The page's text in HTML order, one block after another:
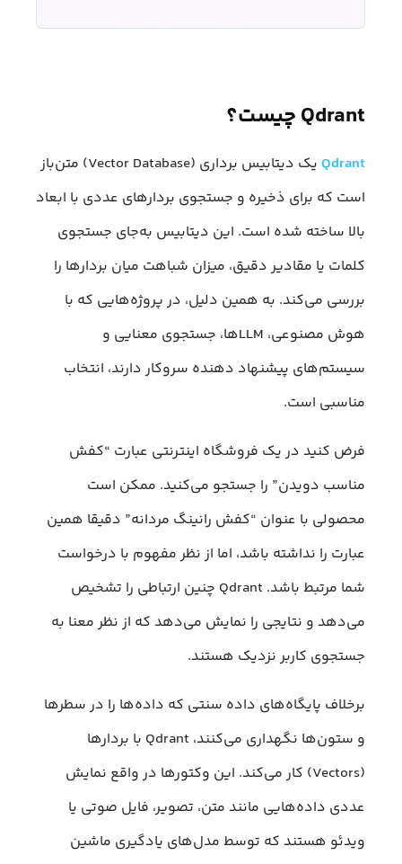
Qdrant چیست؟
Qdrant
یک دیتابیس برداری (Vector Database) متن‌باز
است که برای ذخیره و جستجوی بردارهای عددی با ابعاد
بالا ساخته شده است. این دیتابیس به‌جای جستجوی
کلمات یا مقادیر دقیق، میزان شباهت میان بردارها را
بررسی می‌کند. به همین دلیل، در پروژه‌هایی که با
هوش مصنوعی، LLMها، جستجوی معنایی و
سیستم‌های پیشنهاد دهنده سروکار دارند، انتخاب
مناسبی است.
فرض کنید در یک فروشگاه اینترنتی عبارت “کفش
مناسب دویدن” را جستجو می‌کنید. ممکن است
محصولی با عنوان “کفش رانینگ مردانه” دقیقا همین
عبارت را نداشته باشد، اما از نظر مفهوم با درخواست
شما مرتبط باشد. Qdrant چنین ارتباطی را تشخیص
می‌دهد و نتایجی را نمایش می‌دهد که از نظر معنا به
جستجوی کاربر نزدیک هستند.
برخلاف پایگاه‌های داده سنتی که داده‌ها را در سطرها
و ستون‌ها نگهداری می‌کنند، Qdrant با بردارها
(Vectors) کار می‌کند. این وکتورها در واقع نمایش
عددی داده‌هایی مانند متن، تصویر، فایل صوتی یا
ویدئو هستند که توسط مدل‌های یادگیری ماشین